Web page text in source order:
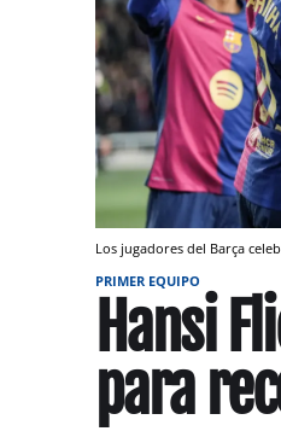
Los jugadores del Barça
PRIMER EQUIPO
Hansi
para